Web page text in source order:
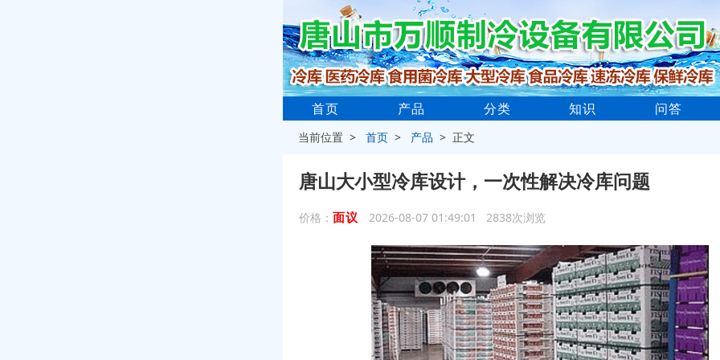
首页 产品 分类 知识 问答
当前位置 >首页 > 产品 > 正文
唐山大小型冷库设计，一次性解决冷库问题
价格： 面议 2026-08-07 01:49:01 2838次浏览